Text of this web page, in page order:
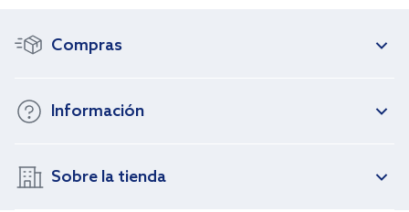
Compras
Información
Sobre la tienda